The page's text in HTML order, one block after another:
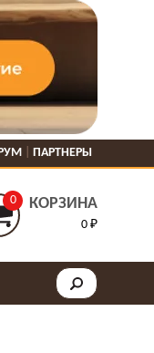
ПАРТНЕРЫ
0 КОРЗИНА
0 ₽